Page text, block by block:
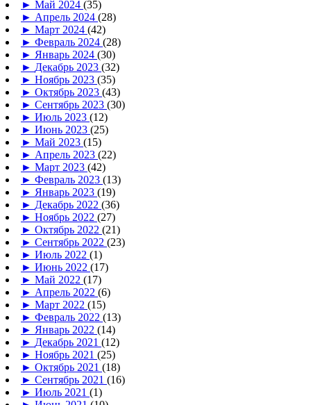
► Май 2024 (35)
► Апрель 2024 (28)
► Март 2024 (42)
► Февраль 2024 (28)
► Январь 2024 (30)
► Декабрь 2023 (32)
► Ноябрь 2023 (35)
► Октябрь 2023 (43)
► Сентябрь 2023 (30)
► Июль 2023 (12)
► Июнь 2023 (25)
► Май 2023 (15)
► Апрель 2023 (22)
► Март 2023 (42)
► Февраль 2023 (13)
► Январь 2023 (19)
► Декабрь 2022 (36)
► Ноябрь 2022 (27)
► Октябрь 2022 (21)
► Сентябрь 2022 (23)
► Июль 2022 (1)
► Июнь 2022 (17)
► Май 2022 (17)
► Апрель 2022 (6)
► Март 2022 (15)
► Февраль 2022 (13)
► Январь 2022 (14)
► Декабрь 2021 (12)
► Ноябрь 2021 (25)
► Октябрь 2021 (18)
► Сентябрь 2021 (16)
► Июль 2021 (1)